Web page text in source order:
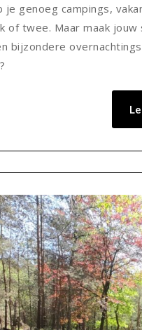
je genoeg campings,
of twee. Maar maak
bijzondere